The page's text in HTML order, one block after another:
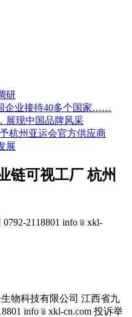
研
企业接待40多个国家……
展现中国品牌风采
杭州亚运会官方供应商
展
链可视工厂 杭州
2118801 info﹫xkl-
物科技有限公司 江西省九
info﹫xkl-cn.com 投诉举